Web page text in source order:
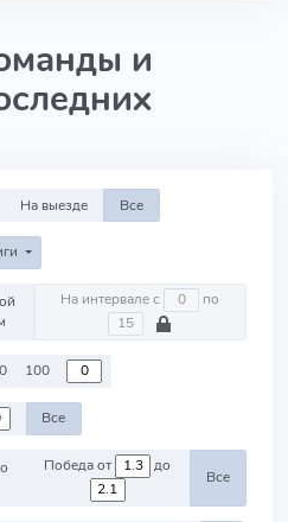
и
На выезде Все
На интервале с по
100
Все
Победа от до
Все